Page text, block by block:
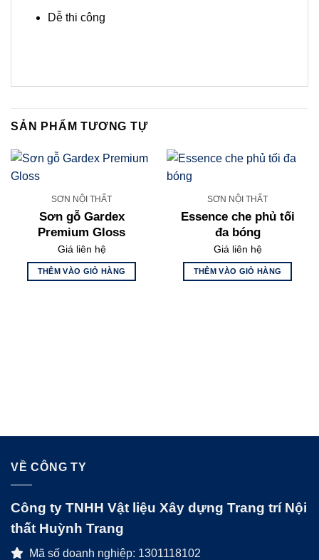
Dễ thi công
SẢN PHẨM TƯƠNG TỰ
SƠN NỘI THẤT
Sơn gỗ Gardex
Premium Gloss
Giá liên hệ
THÊM VÀO GIỎ HÀNG
SƠN NỘI THẤT
Essence che phủ tối
đa bóng
Giá liên hệ
THÊM VÀO GIỎ HÀNG
VỀ CÔNG TY
Công ty TNHH Vật liệu Xây dựng Trang trí Nội
thất Huỳnh Trang
Mã số doanh nghiệp: 1301118102